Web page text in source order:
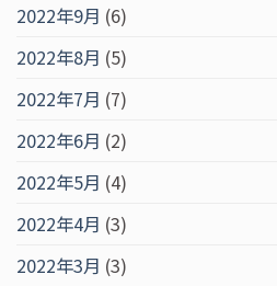
2022年9月 (6)
2022年8月 (5)
2022年7月 (7)
2022年6月 (2)
2022年5月 (4)
2022年4月 (3)
2022年3月 (3)